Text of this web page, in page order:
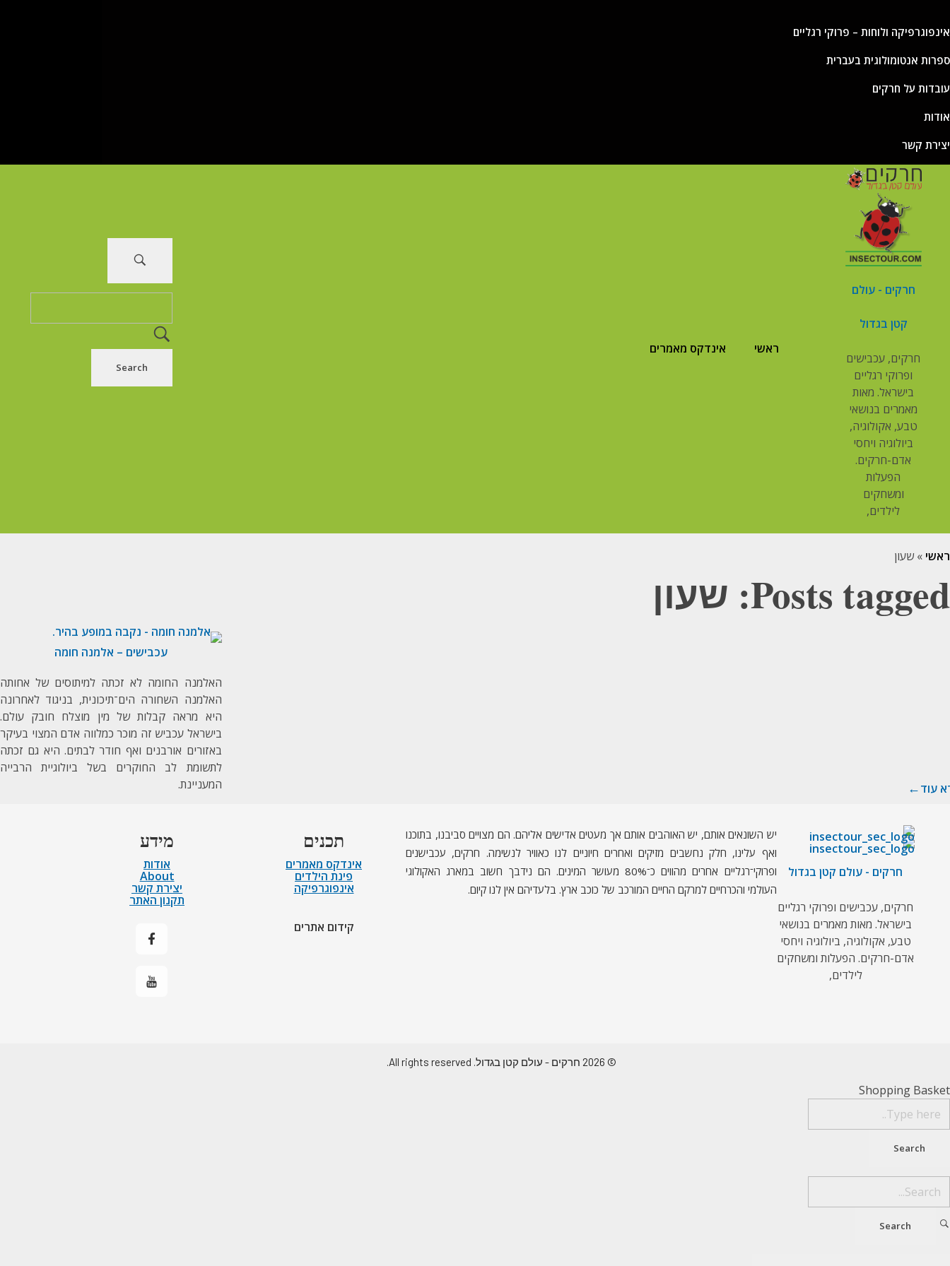
אינפוגרפיקה ולוחות – פרוקי רגליים
ספרות אנטומולוגית בעברית
עובדות על חרקים
אודות
יצירת קשר
חרקים - עולם
קטן בגדול
חרקים, עכבישים
ופרוקי רגליים
בישראל. מאות
מאמרים בנושאי
טבע, אקולוגיה,
ביולוגיה ויחסי
אדם-חרקים.
הפעלות
ומשחקים
לילדים,
ראשי אינדקס מאמרים
ראשי » שעון
Posts tagged: שעון
עכבישים – אלמנה חומה
האלמנה החומה לא זכתה למיתוסים של אחותה
האלמנה השחורה הים־תיכונית, בניגוד לאחרונה
היא מראה קבלות של מין מוצלח חובק עולם.
בישראל עכביש זה מוכר כמלווה אדם המצוי בעיקר
באזורים אורבנים ואף חודר לבתים. היא גם זכתה
לתשומת לב החוקרים בשל ביולוגיית הרבייה
המעניינת.
עוד
חרקים - עולם קטן בגדול
חרקים, עכבישים ופרוקי רגליים
בישראל. מאות מאמרים בנושאי
טבע, אקולוגיה, ביולוגיה ויחסי
אדם-חרקים. הפעלות ומשחקים
לילדים,
יש השונאים אותם, יש האוהבים אותם אך מעטים אדישים אליהם. הם מצויים סביבנו, בתוכנו
ואף עלינו, חלק נחשבים מזיקים ואחרים חיוניים לנו כאוויר לנשימה. חרקים, עכבישנים
ופרוקי־רגליים אחרים מהווים כ־80% מעושר המינים. הם נידבך חשוב במארג האקולוגי
העולמי והכרחיים למרקם החיים המורכב של כוכב ארץ. בלעדיהם אין לנו קיום.
תכנים
אינדקס מאמרים
פינת הילדים
אינפוגרפיקה
קידום אתרים
מידע
אודות
About
יצירת קשר
תקנון האתר
© 2026 חרקים - עולם קטן בגדול. All rights reserved.
Shopping Basket